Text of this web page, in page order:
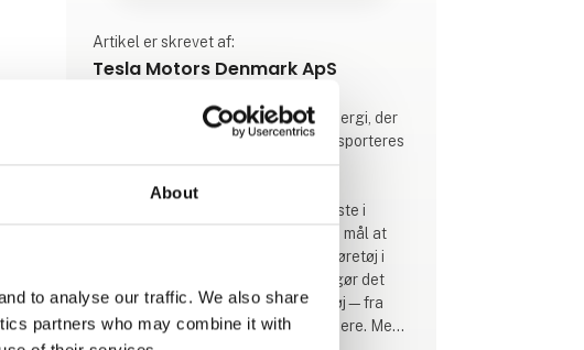
About
to analyse our traffic. We also share
partners who may combine it with
Artikel er skrevet af:
Tesla Motors Denmark ApS
Vi bygger en verden drevet af solenergi, der
kører på batterier, og hvor man transporteres
af elbiler.
Vores køretøjer er nogle af de sikreste i
verden. Efter sikkerhed er det vores mål at
gøre enhver Tesla til det sjoveste køretøj i
verden. Vi designer funktioner, der gør det
mere behageligt at være i dit køretøj—fra
spil til film, easter eggs og meget mere. Med